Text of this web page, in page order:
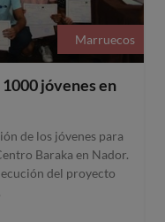
Marruecos
jóvenes en
de los jóvenes para
Baraka en Nador.
del proyecto